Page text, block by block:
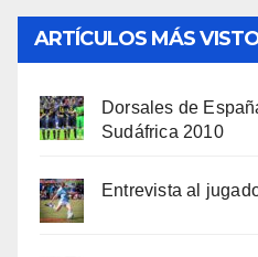
ARTÍCULOS MÁS
Dorsales de
Sudáfrica 2010
Entrevista al